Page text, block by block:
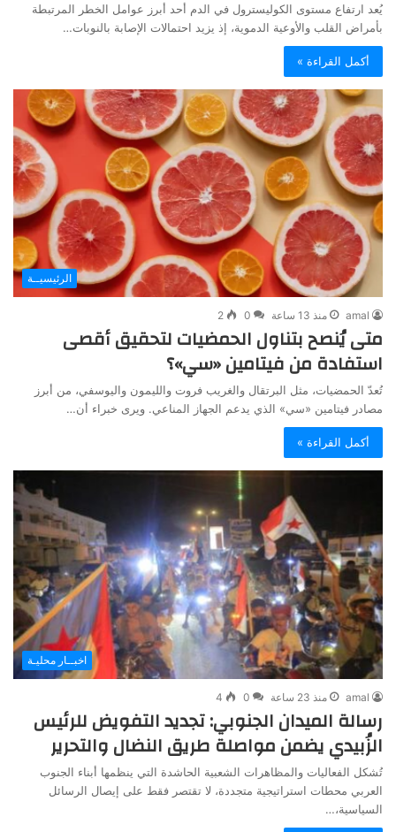
يُعد ارتفاع مستوى الكوليسترول في الدم أحد أبرز عوامل الخطر المرتبطة
بأمراض القلب والأوعية الدموية، إذ يزيد احتمالات الإصابة بالنوبات…
أكمل القراءة »
الرئيسيــة
amal منذ 13 ساعة 0
2
متى يُنصح بتناول الحمضيات لتحقيق أقصى
استفادة من فيتامين «سي»؟
تُعدّ الحمضيات، مثل البرتقال والغريب فروت والليمون واليوسفي، من أبرز
مصادر فيتامين «سي» الذي يدعم الجهاز المناعي. ويرى خبراء أن…
أكمل القراءة »
اخبــار محليـة
amal منذ 23 ساعة 0
4
رسالة الميدان الجنوبي: تجديد التفويض للرئيس
الزُبيدي يضمن مواصلة طريق النضال والتحرير
تُشكل الفعاليات والمظاهرات الشعبية الحاشدة التي ينظمها أبناء الجنوب
العربي محطات استراتيجية متجددة، لا تقتصر فقط على إيصال الرسائل
السياسية،…